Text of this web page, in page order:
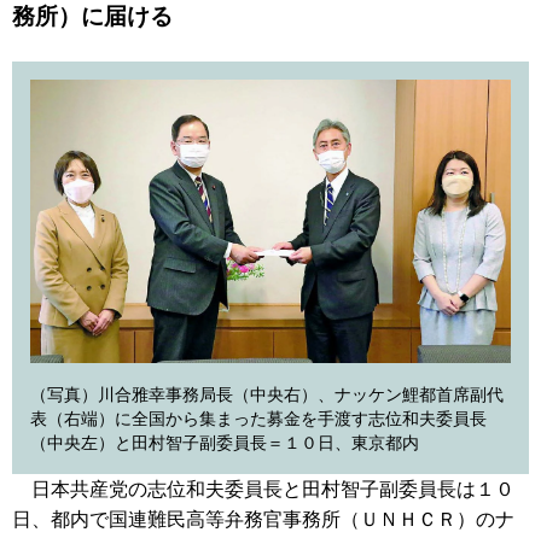
務所）に届ける
（写真）川合雅幸事務局長（中央右）、ナッケン鯉都首席副代
表（右端）に全国から集まった募金を手渡す志位和夫委員長
（中央左）と田村智子副委員長＝１０日、東京都内
日本共産党の志位和夫委員長と田村智子副委員長は１０
日、都内で国連難民高等弁務官事務所（ＵＮＨＣＲ）のナ